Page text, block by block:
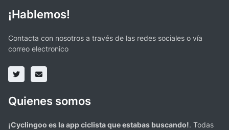
¡Hablemos!
Contacta con nosotros a través de las redes sociales o vía
correo electronico
Quienes somos
¡Cyclingoo es la app ciclista que estabas buscando!. Todas